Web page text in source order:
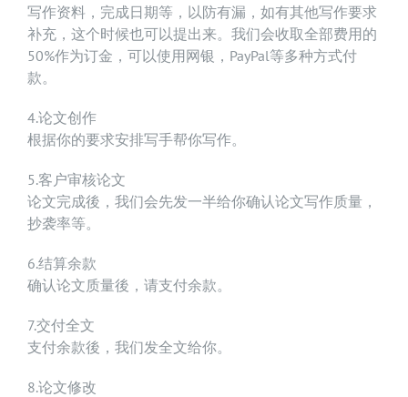
写作资料，完成日期等，以防有漏，如有其他写作要求
补充，这个时候也可以提出来。我们会收取全部费用的
50%作为订金，可以使用网银，PayPal等多种方式付
款。
4.论文创作
根据你的要求安排写手帮你写作。
5.客户审核论文
论文完成後，我们会先发一半给你确认论文写作质量，
抄袭率等。
6.结算余款
确认论文质量後，请支付余款。
7.交付全文
支付余款後，我们发全文给你。
8.论文修改